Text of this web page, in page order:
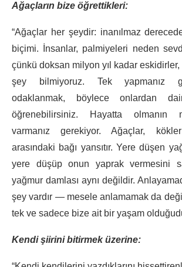
Ağaçların bize öğrettikleri:
“Ağaçlar her şeydir: inanılmaz
biçimi. İnsanlar, palmiyeleri neden
çünkü doksan milyon yıl kadar
şey bilmiyoruz. Tek yapmanız
odaklanmak, böylece onlardan
öğrenebilirsiniz. Hayatta olmanın
varmanız gerekiyor. Ağaçlar,
arasındaki bağı yansıtır. Yere düşen
yere düşüp onun yaprak vermesini
yağmur damlası aynı değildir.
şey vardır — mesele anlamamak da
tek ve sadece bize ait bir yaşam
Kendi şiirini bitirmek üzerine: